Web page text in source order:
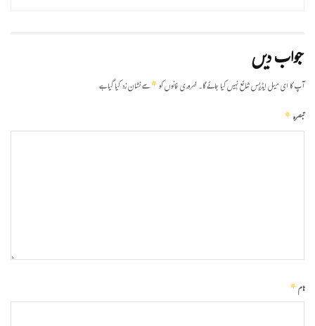
جواب دیں
آپ کا ای میل ایڈریس شائع نہیں کیا جائے گا۔ضروری خانوں کو*سے نشان زد کیا گیا ہے
تبصرہ*
نام*